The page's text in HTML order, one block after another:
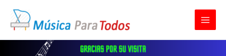
contenido